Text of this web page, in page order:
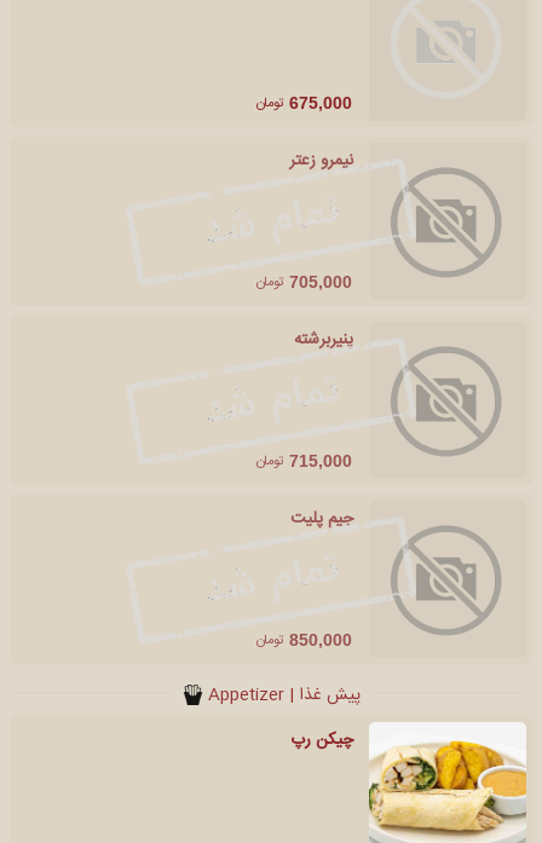
675,000 تومان
نیمرو زعتر
705,000 تومان
پنیربرشته
715,000 تومان
جیم پلیت
850,000 تومان
پیش غذا | Appetizer
چیکن رپ